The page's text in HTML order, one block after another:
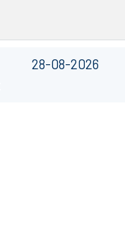
28-08-2026